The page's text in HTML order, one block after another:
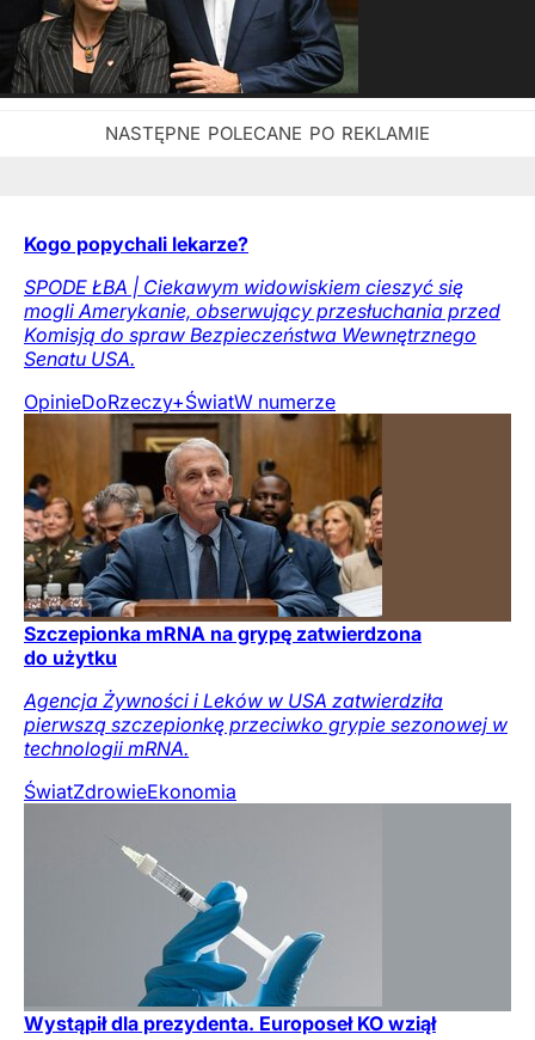
Kogo popychali lekarze?
SPODE ŁBA | Ciekawym widowiskiem cieszyć się
mogli Amerykanie, obserwujący przesłuchania przed
Komisją do spraw Bezpieczeństwa Wewnętrznego
Senatu USA.
OpinieDoRzeczy+ŚwiatW numerze
Szczepionka mRNA na grypę zatwierdzona
do użytku
Agencja Żywności i Leków w USA zatwierdziła
pierwszą szczepionkę przeciwko grypie sezonowej w
technologii mRNA.
ŚwiatZdrowieEkonomia
Wystąpił dla prezydenta. Europoseł KO wziął